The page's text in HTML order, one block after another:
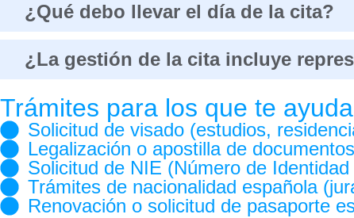
¿Qué debo llevar el día de la cita?
¿La gestión de la cita incluye
Trámites para los que te
Solicitud de visado (estudios,
Legalización o apostilla de
Solicitud de NIE (Número de
Trámites de nacionalidad española
Renovación o solicitud de pasaporte